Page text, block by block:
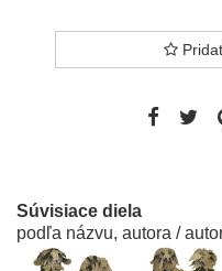
Súvisiace diela
podľa názvu, autora /